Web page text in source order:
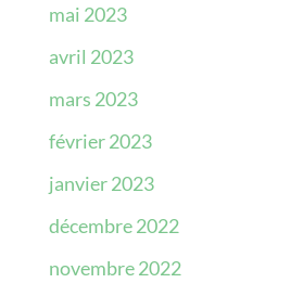
mai 2023
avril 2023
mars 2023
février 2023
janvier 2023
décembre 2022
novembre 2022